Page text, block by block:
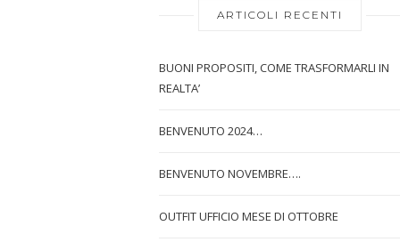
ARTICOLI RECENTI
BUONI PROPOSITI, COME TRASFORMARLI IN
REALTA’
BENVENUTO 2024…
BENVENUTO NOVEMBRE….
OUTFIT UFFICIO MESE DI OTTOBRE